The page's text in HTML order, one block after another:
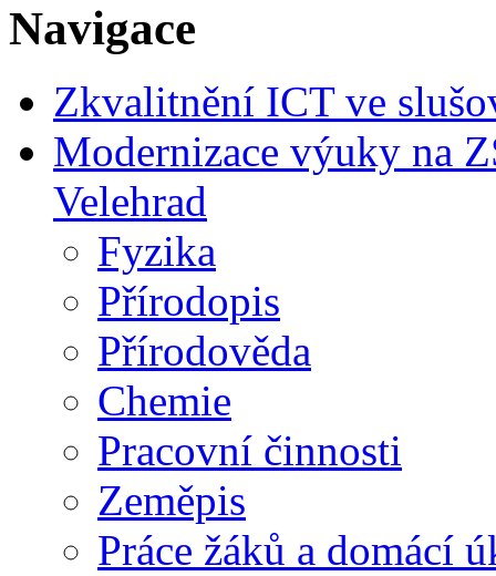
Navigace
Zkvalitnění ICT ve
Modernizace výuky na
Velehrad
Fyzika
Přírodopis
Přírodověda
Chemie
Pracovní činnosti
Zeměpis
Práce žáků a domácí